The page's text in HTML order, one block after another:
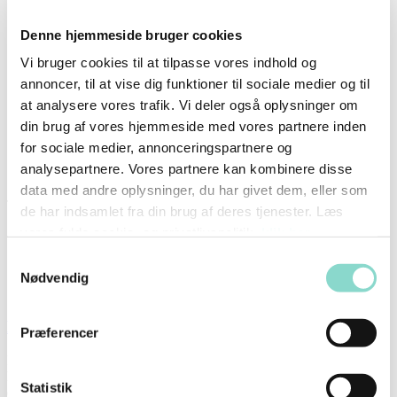
Denne hjemmeside bruger cookies
Vi bruger cookies til at tilpasse vores indhold og
annoncer, til at vise dig funktioner til sociale medier og til
at analysere vores trafik. Vi deler også oplysninger om
din brug af vores hjemmeside med vores partnere inden
for sociale medier, annonceringspartnere og
analysepartnere. Vores partnere kan kombinere disse
data med andre oplysninger, du har givet dem, eller som
de har indsamlet fra din brug af deres tjenester. Læs
Nødvendig
Præferencer
Statistik
Om SÆBY
Opskrifter
Kontakt os
Erhverv
Karriere
CSR
English
Tag
2019
Kemikaliefri produktion
kemikalier - hvad betyder det for dig? Flere og flere forbrugere
efterspørger i dag ærlige og rene…